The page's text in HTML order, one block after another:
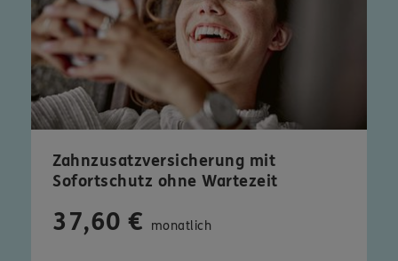
Zahnzusatzversicherung mit
Sofortschutz ohne Wartezeit
37,60 € monatlich